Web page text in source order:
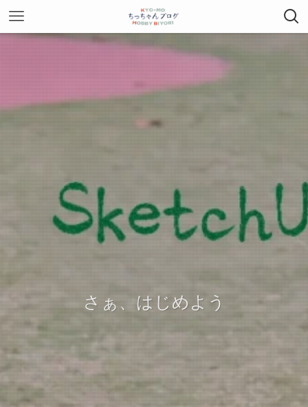
さぁ、はじめよう